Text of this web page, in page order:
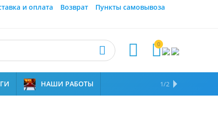
и оплата Возврат
Пункты самовывоза
0



НАШИ РАБОТЫ НАМ ДОВЕРЯЮТ
1/2